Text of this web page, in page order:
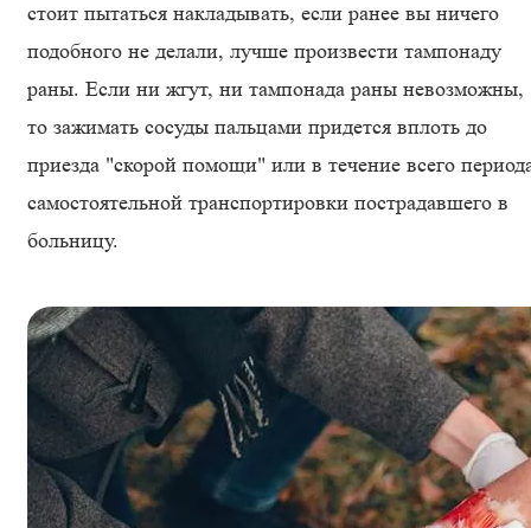
стоит пытаться накладывать, если ранее вы ничего
подобного не делали, лучше произвести тампонаду
раны. Если ни жгут, ни тампонада раны невозможны,
то зажимать сосуды пальцами придется вплоть до
приезда "скорой помощи" или в течение всего
самостоятельной транспортировки пострадавшего в
больницу.